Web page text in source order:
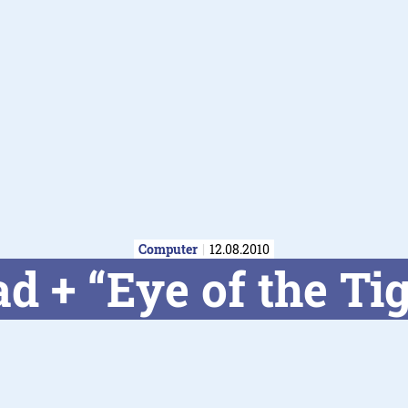
Computer 12.08.2010
+ “Eye of the